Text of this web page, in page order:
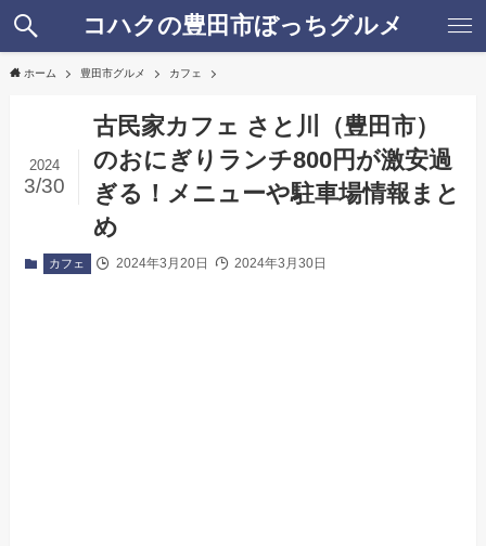
コハクの豊田市ぼっちグルメ
ホーム 豊田市グルメ カフェ
古民家カフェ さと川（豊田市）
のおにぎりランチ800円が激安過
ぎる！メニューや駐車場情報まと
め
2024
3/30
カフェ 2024年3月20日 2024年3月30日